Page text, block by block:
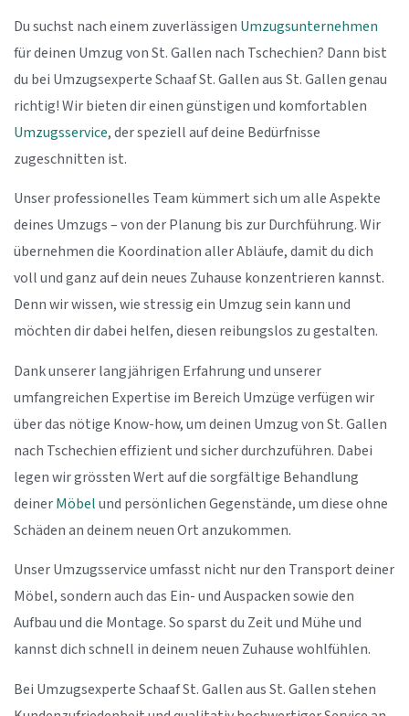
Du suchst nach einem zuverlässigen Umzugsunternehmen
für deinen Umzug von St. Gallen nach Tschechien? Dann bist
du bei Umzugsexperte Schaaf St. Gallen aus St. Gallen genau
richtig! Wir bieten dir einen günstigen und komfortablen
Umzugsservice, der speziell auf deine Bedürfnisse
zugeschnitten ist.
Unser professionelles Team kümmert sich um alle Aspekte
deines Umzugs – von der Planung bis zur Durchführung. Wir
übernehmen die Koordination aller Abläufe, damit du dich
voll und ganz auf dein neues Zuhause konzentrieren kannst.
Denn wir wissen, wie stressig ein Umzug sein kann und
möchten dir dabei helfen, diesen reibungslos zu gestalten.
Dank unserer langjährigen Erfahrung und unserer
umfangreichen Expertise im Bereich Umzüge verfügen wir
über das nötige Know-how, um deinen Umzug von St. Gallen
nach Tschechien effizient und sicher durchzuführen. Dabei
legen wir grössten Wert auf die sorgfältige Behandlung
deinerMöbelund persönlichen Gegenstände, um diese ohne
Schäden an deinem neuen Ort anzukommen.
Unser Umzugsservice umfasst nicht nur den Transport deiner
Möbel, sondern auch das Ein- und Auspacken sowie den
Aufbau und die Montage. So sparst du Zeit und Mühe und
kannst dich schnell in deinem neuen Zuhause wohlfühlen.
Bei Umzugsexperte Schaaf St. Gallen aus St. Gallen stehen